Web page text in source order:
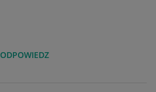
ODPOWIEDZ